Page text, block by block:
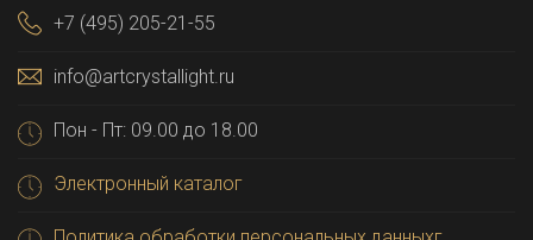
+7 (495) 205-21-55
info@artcrystallight.ru
Пон - Пт: 09.00 до 18.00
Электронный каталог